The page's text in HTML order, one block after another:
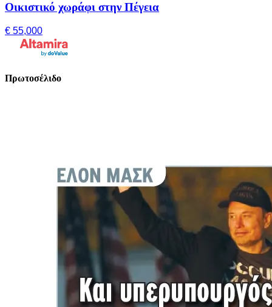
Οικιστικό χωράφι στην Πέγεια
€ 55,000
Πρωτοσέλιδο